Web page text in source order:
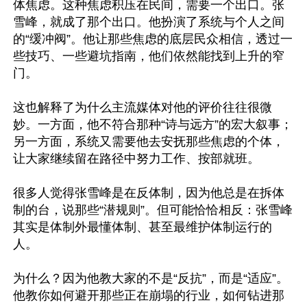
体焦虑。这种焦虑积压在民间，需要一个出口。张
雪峰，就成了那个出口。他扮演了系统与个人之间
的“缓冲阀”。他让那些焦虑的底层民众相信，透过一
些技巧、一些避坑指南，他们依然能找到上升的窄
门。
这也解释了为什么主流媒体对他的评价往往很微
妙。一方面，他不符合那种“诗与远方”的宏大叙事；
另一方面，系统又需要他去安抚那些焦虑的个体，
让大家继续留在路径中努力工作、按部就班。
很多人觉得张雪峰是在反体制，因为他总是在拆体
制的台，说那些“潜规则”。但可能恰恰相反：张雪峰
其实是体制外最懂体制、甚至最维护体制运行的
人。
为什么？因为他教大家的不是“反抗”，而是“适应”。
他教你如何避开那些正在崩塌的行业，如何钻进那